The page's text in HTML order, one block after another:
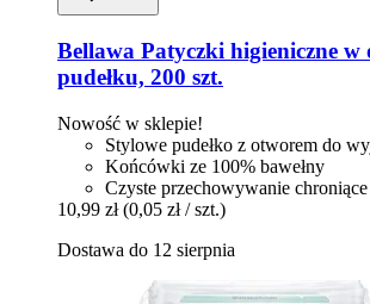
Bellawa Patyczki higieniczne w
pudełku, 200 szt.
Nowość w sklepie!
Stylowe pudełko z otworem do
Końcówki ze 100% bawełny
Czyste przechowywanie
10,99 zł (0,05 zł / szt.)
Dostawa do 12 sierpnia